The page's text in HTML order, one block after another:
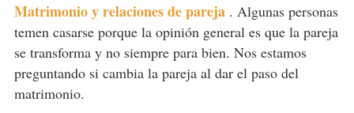
Matrimonio y relaciones de pareja . Algunas personas
temen casarse porque la opinión general es que la pareja
se transforma y no siempre para bien. Nos estamos
preguntando si cambia la pareja al dar el paso del
matrimonio.